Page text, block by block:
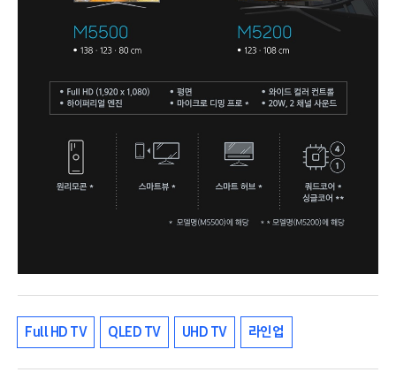
Full HD TV QLED TV UHD TV 라인업